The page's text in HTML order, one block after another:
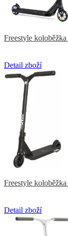
Freestyle
Detail zboží
Freestyle
Detail zboží